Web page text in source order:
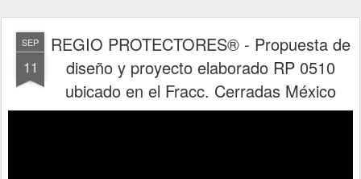
SEP
11
REGIO PROTECTORES® - Propuesta de
diseño y proyecto elaborado RP 0510
ubicado en el Fracc. Cerradas México